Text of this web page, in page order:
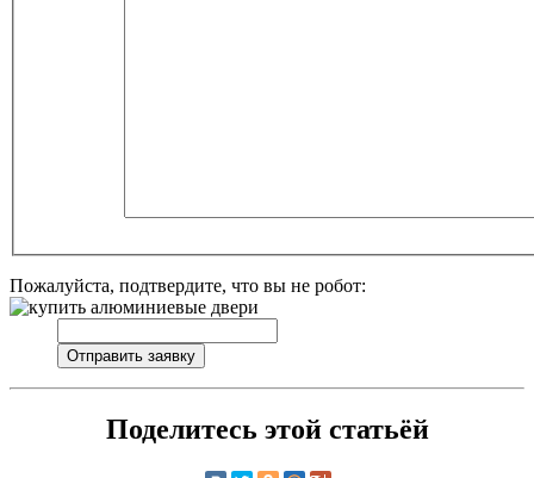
Пожалуйста, подтвердите, что вы не робот:
Поделитесь этой статьёй